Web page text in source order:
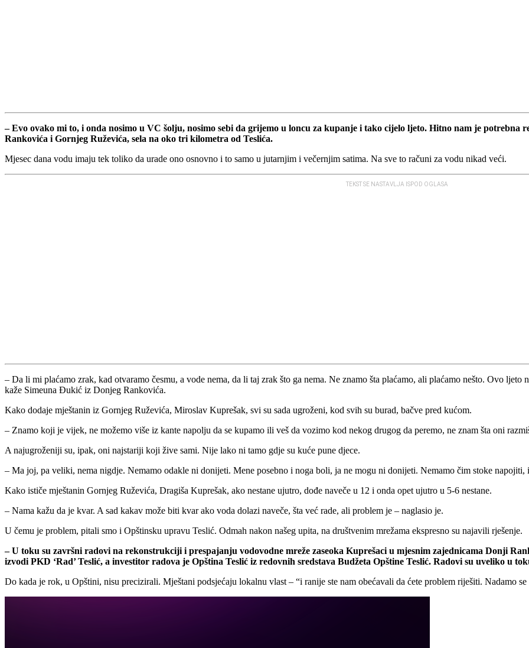
– Еvo ovako mi to, i onda nosimo u VC šolju, nosimo sebi da grijemo u loncu za kupanje i tako cijelo ljeto. Hitno nam je
Rankovića i Gornjeg Ruževića, sela na oko tri kilometra od Teslića.
Mjesec dana vodu imaju tek toliko da urade ono osnovno i to samo u jutarnjim i večernjim satima. Na sve to računi za vodu nikad veći.
TEKST SE NASTAVLJA ISPOD OGLASA
– Da li mi plaćamo zrak, kad otvaramo česmu, a vode nema, da li taj zrak što ga nema. Ne znamo šta plaćamo, ali plaćamo nešto. Ovo ljeto
kaže Simeuna Đukić iz Donjeg Rankovića.
Kako dodaje mještanin iz Gornjeg Ruževića, Miroslav Kuprešak, svi su sada ugroženi, kod svih su burad, bačve pred kućom.
– Znamo koji je vijek, ne možemo više iz kante napolju da se kupamo ili veš da vozimo kod nekog drugog da peremo, ne znam šta oni
A najugroženiji su, ipak, oni najstariji koji žive sami. Nije lako ni tamo gdje su kuće pune djece.
– Ma joj, pa veliki, nema nigdje. Nemamo odakle ni donijeti. Mene posebno i noga boli, ja ne mogu ni donijeti. Nemamo čim stoke
Kako ističe mještanin Gornjeg Ruževića, Dragiša Kuprešak, ako nestane ujutro, dođe naveče u 12 i onda opet ujutro u 5-6 nestane.
– Nama kažu da je kvar. A sad kakav može biti kvar ako voda dolazi naveče, šta već rade, ali problem je – naglasio je.
U čemu je problem, pitali smo i Opštinsku upravu Teslić. Odmah nakon našeg upita, na društvenim mrežama ekspresno su najavili rješenje.
– U toku su završni radovi na rekonstrukciji i prespajanju vodovodne mreže zaseoka Kuprešaci u mjesnim zajednicama Donji
izvodi PKD ‘Rad’ Teslić, a investitor radova je Opština Teslić iz redovnih sredstava Budžeta Opštine Teslić. Radovi su uveliko u
Do kada je rok, u Opštini, nisu precizirali. Mještani podsjećaju lokalnu vlast – “i ranije ste nam obećavali da ćete problem riješiti. Nadamo